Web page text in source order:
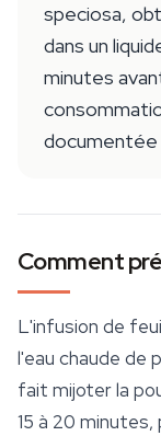
speciosa,
dans un
minutes
documentée
Comment
L'infusion de
l'eau chaude de
fait mijoter la
15 à 20